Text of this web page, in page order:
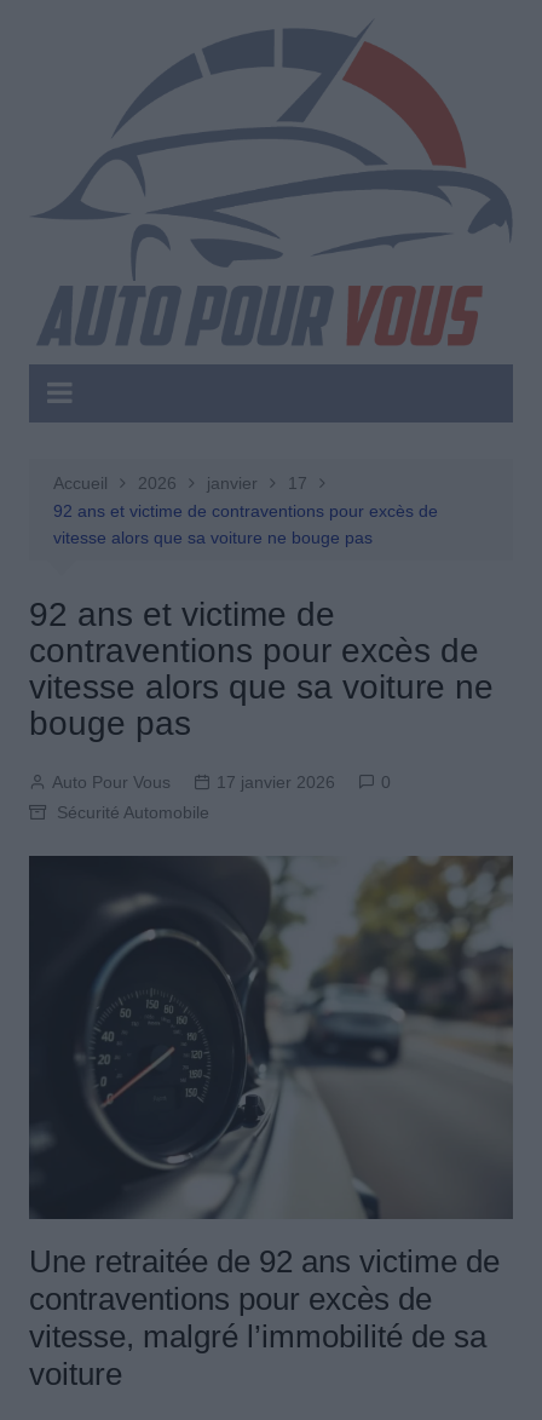
Accueil 2026 janvier
17
92 ans et victime de contraventions pour excès de
vitesse alors que sa voiture ne bouge pas
92 ans et victime de
contraventions pour excès de
vitesse alors que sa voiture ne
bouge pas
Auto Pour Vous 17 janvier 2026
0
Sécurité Automobile
Une retraitée de 92 ans victime de
contraventions pour excès de
vitesse, malgré l’immobilité de sa
voiture